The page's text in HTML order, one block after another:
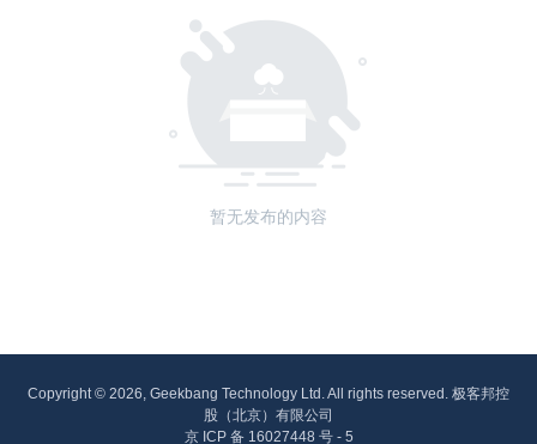
暂无发布的内容
Copyright © 2026, Geekbang Technology Ltd. All rights reserved. 极客邦控
股（北京）有限公司
京 ICP 备 16027448 号 - 5